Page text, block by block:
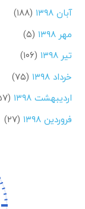
آبان ۱۳۹۸
(۱۸۸)
مهر ۱۳۹۸
(۵)
تیر ۱۳۹۸
(۱۰۶)
خرداد ۱۳۹۸
(۷۵)
اردیبهشت ۱۳۹۸
(۵۷)
فروردین ۱۳۹۸
(۲۷)